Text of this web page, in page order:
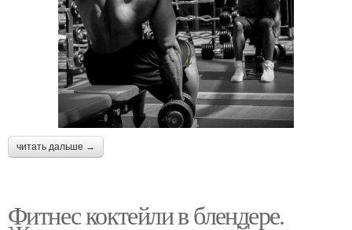
Коктейли на завтрак Клубничный коктейль
Коктейль с бананом Утренний коктейль
читать дальше →
Фитнес коктейли в блендере.